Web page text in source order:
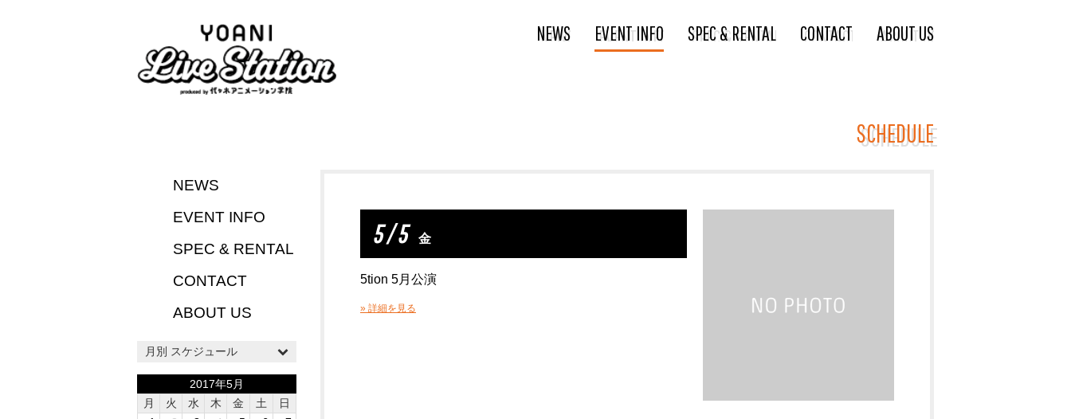
NEWS EVENT INFO SPEC & RENTAL CONTACT ABOUT US
SCHEDULE
NEWS
EVENT INFO
SPEC & RENTAL
CONTACT
ABOUT US
月別 スケジュール
2017年5月
月
火 水 木 金 土
日
5 / 5 金
5tion 5月公演
» 詳細を見る